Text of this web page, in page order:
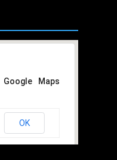
Maps
OK